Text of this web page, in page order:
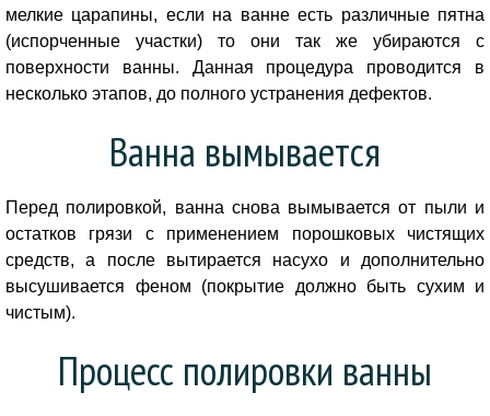
мелкие царапины, если на ванне есть различные пятна
(испорченные участки) то они так же убираются с
поверхности ванны. Данная процедура проводится в
несколько этапов, до полного устранения дефектов.
Ванна вымывается
Перед полировкой, ванна снова вымывается от пыли и
остатков грязи с применением порошковых чистящих
средств, а после вытирается насухо и дополнительно
высушивается феном (покрытие должно быть сухим и
чистым).
Процесс полировки ванны